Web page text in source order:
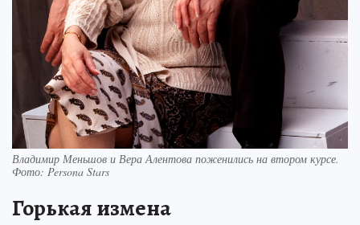
Владимир Меньшов и Вера Алентова поженились на втором курсе.
Фото: Persona Stars
Горькая измена